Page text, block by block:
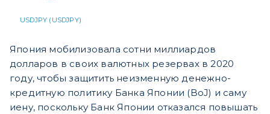
USDJPY (USDJPY)
Япония мобилизовала сотни миллиардов
долларов в своих валютных резервах в 2020
году, чтобы защитить неизменную денежно-
кредитную политику Банка Японии (BoJ) и саму
иену, поскольку Банк Японии отказался повышать